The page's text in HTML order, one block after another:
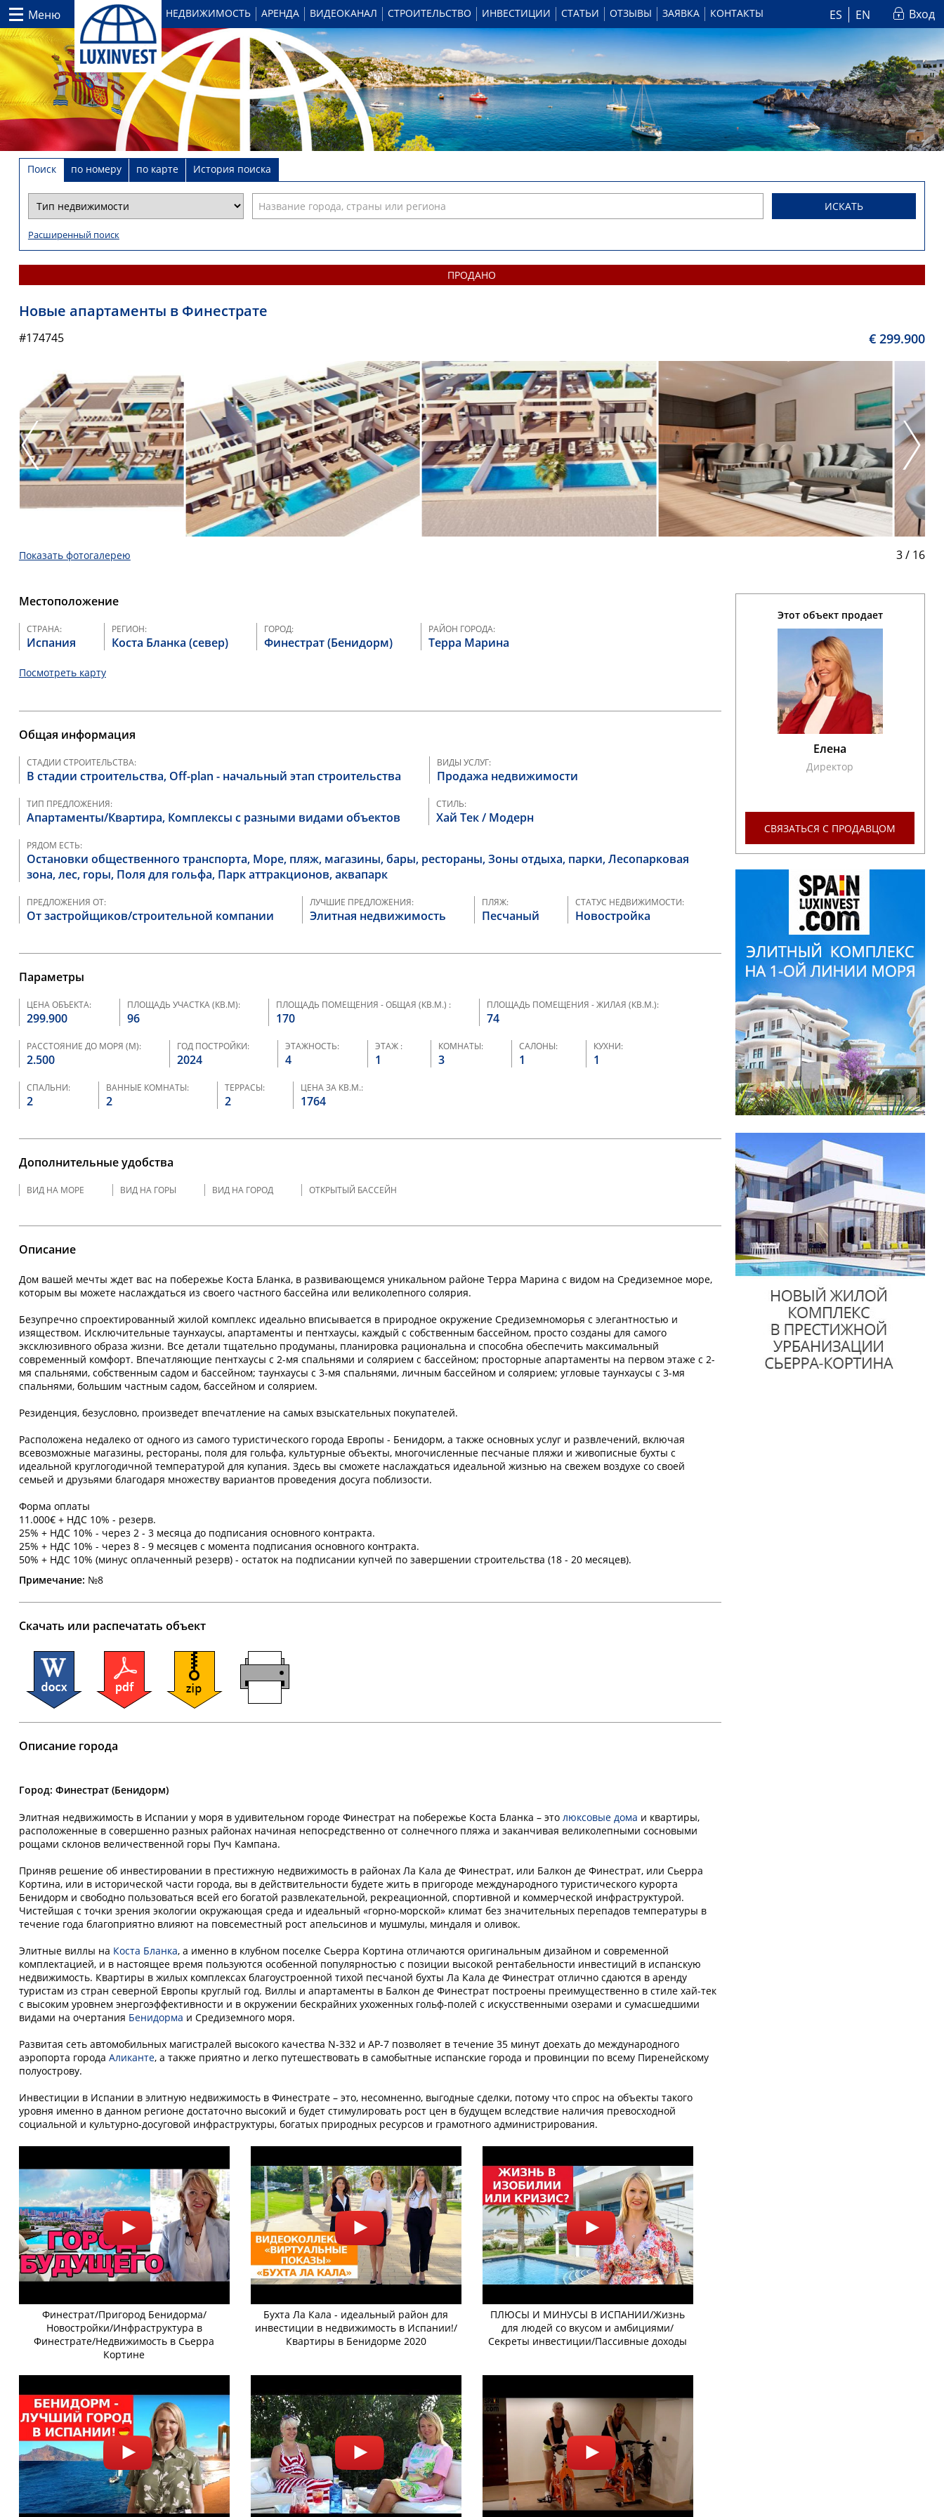
Меню НЕДВИЖИМОСТЬ АРЕНДА ВИДЕОКАНАЛ СТРОИТЕЛЬСТВО ИНВЕСТИЦИИ СТАТЬИ ОТЗЫВЫ ЗАЯВКА КОНТАКТЫ ES EN Вход
Поиск по номеру по карте История поиска
ИСКАТЬ
Расширенный поиск
ПРОДАНО
Новые апартаменты в Финестрате
#174745 € 299.900
Показать фотогалерею 3/ 16
Местоположение
СТРАНА:
Испания
РЕГИОН:
Коста Бланка (север)
ГОРОД:
Финестрат (Бенидорм)
РАЙОН ГОРОДА:
Терра Марина
Посмотреть карту
Общая информация
СТАДИИ СТРОИТЕЛЬСТВА:
В стадии строительства, Off-plan - начальный этап строительства
ВИДЫ УСЛУГ:
Продажа недвижимости
ТИП ПРЕДЛОЖЕНИЯ:
Апартаменты/Квартира, Комплексы с разными видами объектов
СТИЛЬ:
Хай Тек / Модерн
РЯДОМ ЕСТЬ:
Остановки общественного транспорта, Море, пляж, магазины, бары, рестораны, Зоны отдыха, парки, Лесопарковая
зона, лес, горы, Поля для гольфа, Парк аттракционов, аквапарк
ПРЕДЛОЖЕНИЯ ОТ:
От застройщиков/строительной компании
ЛУЧШИЕ ПРЕДЛОЖЕНИЯ:
Элитная недвижимость
ПЛЯЖ:
Песчаный
СТАТУС НЕДВИЖИМОСТИ:
Новостройка
Параметры
ЦЕНА ОБЪЕКТА:
299.900
ПЛОЩАДЬ УЧАСТКА (КВ.М):
96
ПЛОЩАДЬ ПОМЕЩЕНИЯ - ОБЩАЯ (КВ.М.) :
170
ПЛОЩАДЬ ПОМЕЩЕНИЯ - ЖИЛАЯ (КВ.М.):
74
РАССТОЯНИЕ ДО МОРЯ (М):
2.500
ГОД ПОСТРОЙКИ:
2024
ЭТАЖНОСТЬ:
4
ЭТАЖ :
1
КОМНАТЫ:
3
САЛОНЫ:
1
КУХНИ:
1
СПАЛЬНИ:
2
ВАННЫЕ КОМНАТЫ:
2
ТЕРРАСЫ:
2
ЦЕНА ЗА КВ.М.:
1764
Дополнительные удобства
ВИД НА МОРЕ ВИД НА ГОРЫ ВИД НА ГОРОД ОТКРЫТЫЙ БАССЕЙН
Описание
Дом вашей мечты ждет вас на побережье Коста Бланка, в развивающемся уникальном районе Терра Марина с видом на Средиземное море,
которым вы можете наслаждаться из своего частного бассейна или великолепного солярия.
Безупречно спроектированный жилой комплекс идеально вписывается в природное окружение Средиземноморья с элегантностью и
изяществом. Исключительные таунхаусы, апартаменты и пентхаусы, каждый с собственным бассейном, просто созданы для самого
эксклюзивного образа жизни. Все детали тщательно продуманы, планировка рациональна и способна обеспечить максимальный
современный комфорт. Впечатляющие пентхаусы с 2-мя спальнями и солярием с бассейном; просторные апартаменты на первом этаже с 2-
мя спальнями, собственным садом и бассейном; таунхаусы с 3-мя спальнями, личным бассейном и солярием; угловые таунхаусы с 3-мя
спальнями, большим частным садом, бассейном и солярием.
Резиденция, безусловно, произведет впечатление на самых взыскательных покупателей.
Расположена недалеко от одного из самого туристического города Европы - Бенидорм, а также основных услуг и развлечений, включая
всевозможные магазины, рестораны, поля для гольфа, культурные объекты, многочисленные песчаные пляжи и живописные бухты с
идеальной круглогодичной температурой для купания. Здесь вы сможете наслаждаться идеальной жизнью на свежем воздухе со своей
семьей и друзьями благодаря множеству вариантов проведения досуга поблизости.
Форма оплаты
11.000€ + НДС 10% - резерв.
25% + НДС 10% - через 2 - 3 месяца до подписания основного контракта.
25% + НДС 10% - через 8 - 9 месяцев с момента подписания основного контракта.
50% + НДС 10% (минус оплаченный резерв) - остаток на подписании купчей по завершении строительства (18 - 20 месяцев).
Примечание: №8
Скачать или распечатать объект
Описание города
Город: Финестрат (Бенидорм)
Элитная недвижимость в Испании у моря в удивительном городе Финестрат на побережье Коста Бланка – это люксовые дома и квартиры,
расположенные в совершенно разных районах начиная непосредственно от солнечного пляжа и заканчивая великолепными сосновыми
рощами склонов величественной горы Пуч Кампана.
Приняв решение об инвестировании в престижную недвижимость в районах Ла Кала де Финестрат, или Балкон де Финестрат, или Сьерра
Кортина, или в исторической части города, вы в действительности будете жить в пригороде международного туристического курорта
Бенидорм и свободно пользоваться всей его богатой развлекательной, рекреационной, спортивной и коммерческой инфраструктурой.
Чистейшая с точки зрения экологии окружающая среда и идеальный «горно-морской» климат без значительных перепадов температуры в
течение года благоприятно влияют на повсеместный рост апельсинов и мушмулы, миндаля и оливок.
Элитные виллы на Коста Бланка, а именно в клубном поселке Сьерра Кортина отличаются оригинальным дизайном и современной
комплектацией, и в настоящее время пользуются особенной популярностью с позиции высокой рентабельности инвестиций в испанскую
недвижимость. Квартиры в жилых комплексах благоустроенной тихой песчаной бухты Ла Кала де Финестрат отлично сдаются в аренду
туристам из стран северной Европы круглый год. Виллы и апартаменты в Балкон де Финестрат построены преимущественно в стиле хай-тек
с высоким уровнем энергоэффективности и в окружении бескрайних ухоженных гольф-полей с искусственными озерами и сумасшедшими
видами на очертания Бенидорма и Средиземного моря.
Развитая сеть автомобильных магистралей высокого качества N-332 и AP-7 позволяет в течение 35 минут доехать до международного
аэропорта города Аликанте, а также приятно и легко путешествовать в самобытные испанские города и провинции по всему Пиренейскому
полуострову.
Инвестиции в Испании в элитную недвижимость в Финестрате – это, несомненно, выгодные сделки, потому что спрос на объекты такого
уровня именно в данном регионе достаточно высокий и будет стимулировать рост цен в будущем вследствие наличия превосходной
социальной и культурно-досуговой инфраструктуры, богатых природных ресурсов и грамотного администрирования.
Финестрат/Пригород Бенидорма/
Новостройки/Инфраструктура в
Финестрате/Недвижимость в Сьерра
Кортине
Бухта Ла Кала - идеальный район для
инвестиции в недвижимость в Испании!/
Квартиры в Бенидорме 2020
ПЛЮСЫ И МИНУСЫ В ИСПАНИИ/Жизнь
для людей со вкусом и амбициями/
Секреты инвестиции/Пассивные доходы
Этот объект продает
Елена
Директор
СВЯЗАТЬСЯ С ПРОДАВЦОМ